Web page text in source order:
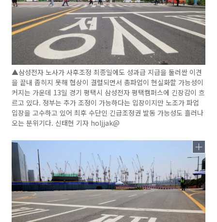
▲삼성전자 노사가 사후조정 최종일에도 성과급 지급을 둘러싼 이견
을 끝내 좁히지 못해 협상이 결렬되면서 총파업이 현실화할 가능성이
커지는 가운데 13일 경기 평택시 삼성전자 평택캠퍼스에 긴장감이 흐
르고 있다. 정부는 추가 조정이 가능하다는 입장이지만 노조가 파업
입장을 고수하고 있어 최후 수단인 긴급조정권 발동 가능성도 흘러나
오는 분위기다. 신태현 기자 holjjak@